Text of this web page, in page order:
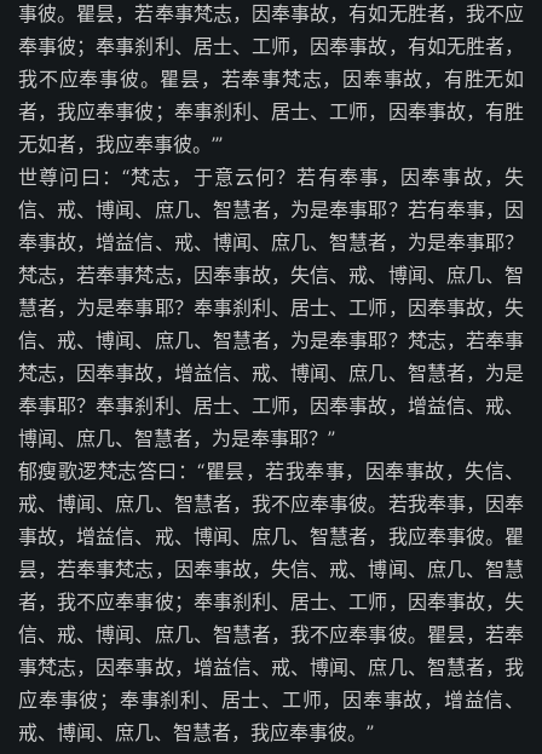
事彼。瞿昙，若奉事梵志，因奉事故，有如无胜者，我不应
奉事彼；奉事刹利、居士、工师，因奉事故，有如无胜者，
我不应奉事彼。瞿昙，若奉事梵志，因奉事故，有胜无如
者，我应奉事彼；奉事刹利、居士、工师，因奉事故，有胜
无如者，我应奉事彼。’”
世尊问曰：“梵志，于意云何？若有奉事，因奉事故，失
信、戒、博闻、庶几、智慧者，为是奉事耶？若有奉事，因
奉事故，增益信、戒、博闻、庶几、智慧者，为是奉事耶？
梵志，若奉事梵志，因奉事故，失信、戒、博闻、庶几、智
慧者，为是奉事耶？奉事刹利、居士、工师，因奉事故，失
信、戒、博闻、庶几、智慧者，为是奉事耶？梵志，若奉事
梵志，因奉事故，增益信、戒、博闻、庶几、智慧者，为是
奉事耶？奉事刹利、居士、工师，因奉事故，增益信、戒、
博闻、庶几、智慧者，为是奉事耶？”
郁瘦歌逻梵志答曰：“瞿昙，若我奉事，因奉事故，失信、
戒、博闻、庶几、智慧者，我不应奉事彼。若我奉事，因奉
事故，增益信、戒、博闻、庶几、智慧者，我应奉事彼。瞿
昙，若奉事梵志，因奉事故，失信、戒、博闻、庶几、智慧
者，我不应奉事彼；奉事刹利、居士、工师，因奉事故，失
信、戒、博闻、庶几、智慧者，我不应奉事彼。瞿昙，若奉
事梵志，因奉事故，增益信、戒、博闻、庶几、智慧者，我
应奉事彼；奉事刹利、居士、工师，因奉事故，增益信、
戒、博闻、庶几、智慧者，我应奉事彼。”